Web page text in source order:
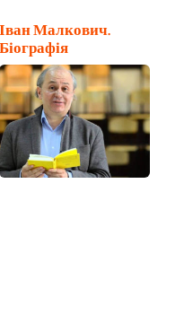
Іван Малкович.
Біографія